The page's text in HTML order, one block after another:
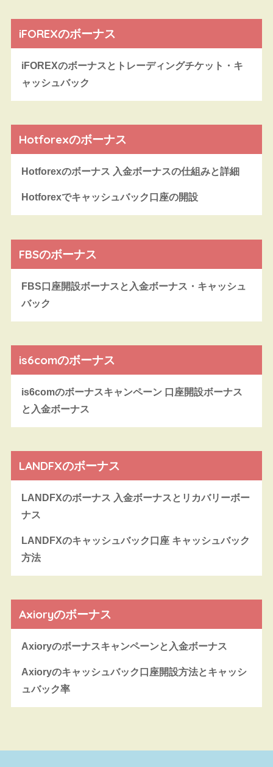
iFOREXのボーナス
iFOREXのボーナスとトレーディングチケット・キ
ャッシュバック
Hotforexのボーナス
Hotforexのボーナス 入金ボーナスの仕組みと詳細
Hotforexでキャッシュバック口座の開設
FBSのボーナス
FBS口座開設ボーナスと入金ボーナス・キャッシュ
バック
is6comのボーナス
is6comのボーナスキャンペーン 口座開設ボーナス
と入金ボーナス
LANDFXのボーナス
LANDFXのボーナス 入金ボーナスとリカバリーボー
ナス
LANDFXのキャッシュバック口座 キャッシュバック
方法
Axioryのボーナス
Axioryのボーナスキャンペーンと入金ボーナス
Axioryのキャッシュバック口座開設方法とキャッシ
ュバック率